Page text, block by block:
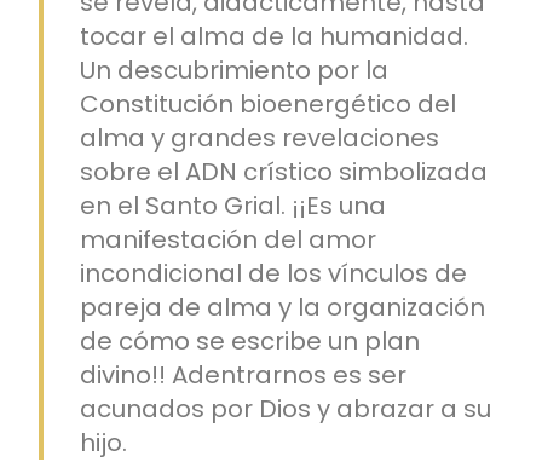
tocar el alma de la humanidad.
Un descubrimiento por la
Constitución bioenergético del
alma y grandes revelaciones
sobre el ADN crístico simbolizada
en el Santo Grial. ¡¡Es una
manifestación del amor
incondicional de los vínculos de
pareja de alma y la organización
de cómo se escribe un plan
divino!! Adentrarnos es ser
acunados por Dios y abrazar a su
hijo.